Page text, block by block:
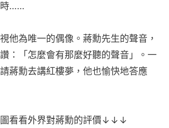
時……
他為唯一的偶像。蔣勳先生的聲音，
：「怎麼會有那麼好聽的聲音」。一
蔣勳去講紅樓夢，他也愉快地答應
圖看看外界對蔣勳的評價↓↓↓